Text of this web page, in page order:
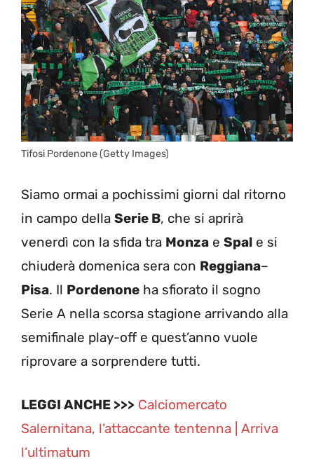
Tifosi Pordenone (Getty Images)
Siamo ormai a pochissimi giorni dal ritorno
in campo della Serie B, che si aprirà
venerdì con la sfida tra Monza e Spal e si
chiuderà domenica sera con Reggiana–
Pisa. Il Pordenone ha sfiorato il sogno
Serie A nella scorsa stagione arrivando alla
semifinale play-off e quest’anno vuole
riprovare a sorprendere tutti.
LEGGI ANCHE >>> Calciomercato
Salernitana, l’attaccante tentenna | Arriva
l’ultimatum